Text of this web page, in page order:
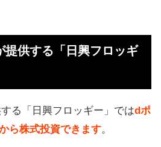
提供する「日興フロッギ
る「日興フロッギー」ではdポ
ら株式投資できます。